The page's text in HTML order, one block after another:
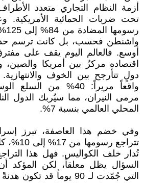
أزمة النظام التجاري متعدد
تحت ضربات الحمائية الأمريكية.
واشنطن فحسب، بل كانت ترسم
اقتصاده مركزٌ بين أمريكا والصين،
دولٍ تتأرجح بين الخوف والانتهازية.
واقعاً مريراً: 40% من
مرمى النيران، مما سيُربك الدول
المحلي العالمي بنسبة 7%.
وفي خضم هذا العاصفة، تبرز
تتراجع
تُدار خلف الكواليس. فهل هذا
السؤال يظل معلقاً، لكن المؤكد
التي جُمّدت لـ 90 يوماً قد